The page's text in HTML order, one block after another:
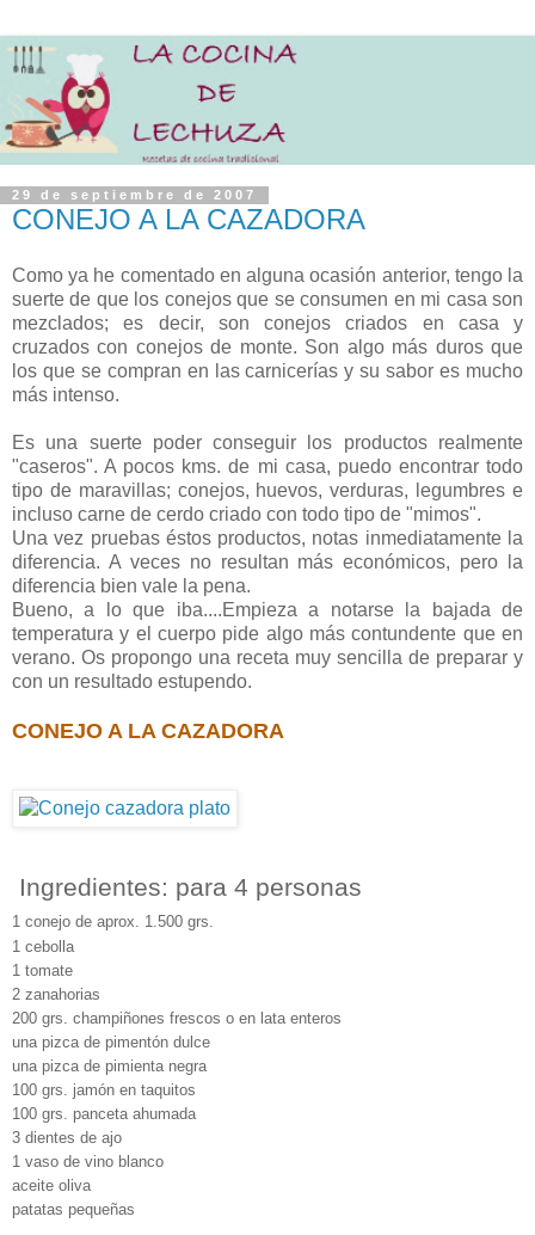
29 de septiembre de 2007
CONEJO A LA CAZADORA
Como ya he comentado en alguna ocasión anterior, tengo la
suerte de que los conejos que se consumen en mi casa son
mezclados; es decir, son conejos criados en casa y
cruzados con conejos de monte. Son algo más duros que
los que se compran en las carnicerías y su sabor es mucho
más intenso.
Es una suerte poder conseguir los productos realmente
"caseros". A pocos kms. de mi casa, puedo encontrar todo
tipo de maravillas; conejos, huevos, verduras, legumbres e
incluso carne de cerdo criado con todo tipo de "mimos".
Una vez pruebas éstos productos, notas inmediatamente la
diferencia. A veces no resultan más económicos, pero la
diferencia bien vale la pena.
Bueno, a lo que iba....Empieza a notarse la bajada de
temperatura y el cuerpo pide algo más contundente que en
verano. Os propongo una receta muy sencilla de preparar y
con un resultado estupendo.
CONEJO A LA CAZADORA
Ingredientes: para 4 personas
1 conejo de aprox. 1.500 grs.
1 cebolla
1 tomate
2 zanahorias
200 grs. champiñones frescos o en lata enteros
una pizca de pimentón dulce
una pizca de pimienta negra
100 grs. jamón en taquitos
100 grs. panceta ahumada
3 dientes de ajo
1 vaso de vino blanco
aceite oliva
patatas pequeñas